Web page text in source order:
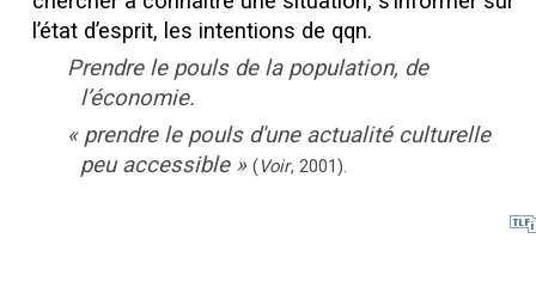
l’état d’esprit, les intentions de qqn.
Prendre le pouls de la population, de
l’économie.
« prendre le pouls d'une actualité culturelle
peu accessible » (Voir, 2001).